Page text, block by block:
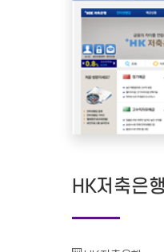
HK저축은